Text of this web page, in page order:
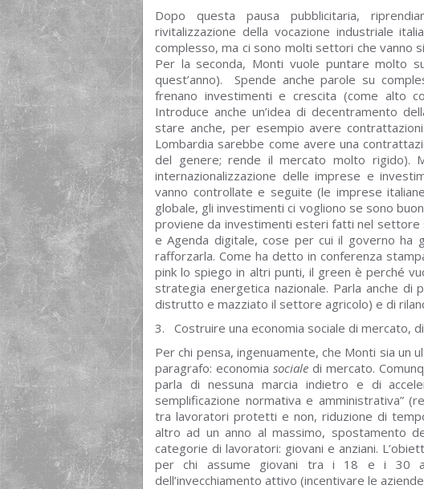
Dopo questa pausa pubblicitaria,
rivitalizzazione della vocazione industriale
complesso, ma ci sono molti settori che vanno
Per la seconda, Monti vuole puntare molto
quest’anno). Spende anche parole su
frenano investimenti e crescita (come alto
Introduce anche un’idea di decentramento
stare anche, per esempio avere
Lombardia sarebbe come avere una
del genere; rende il mercato molto rigido).
internazionalizzazione delle imprese e
vanno controllate e seguite (le imprese
globale, gli investimenti ci vogliono se sono
proviene da investimenti esteri fatti nel settore
e Agenda digitale, cose per cui il governo ha
rafforzarla. Come ha detto in conferenza
pink lo spiego in altri punti, il green è perché
strategia energetica nazionale. Parla anche di
distrutto e mazziato il settore agricolo) e di
3. Costruire una economia sociale di mercato,
Per chi pensa, ingenuamente, che Monti sia un
paragrafo: economia socialedi mercato.
parla di nessuna marcia indietro e di
semplificazione normativa e amministrativa”
tra lavoratori protetti e non, riduzione di
altro ad un anno al massimo, spostamento
categorie di lavoratori: giovani e anziani.
per chi assume giovani tra i 18 e i 30
dell’invecchiamento attivo (incentivare le